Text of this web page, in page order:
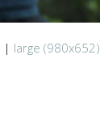
| large (980x652)